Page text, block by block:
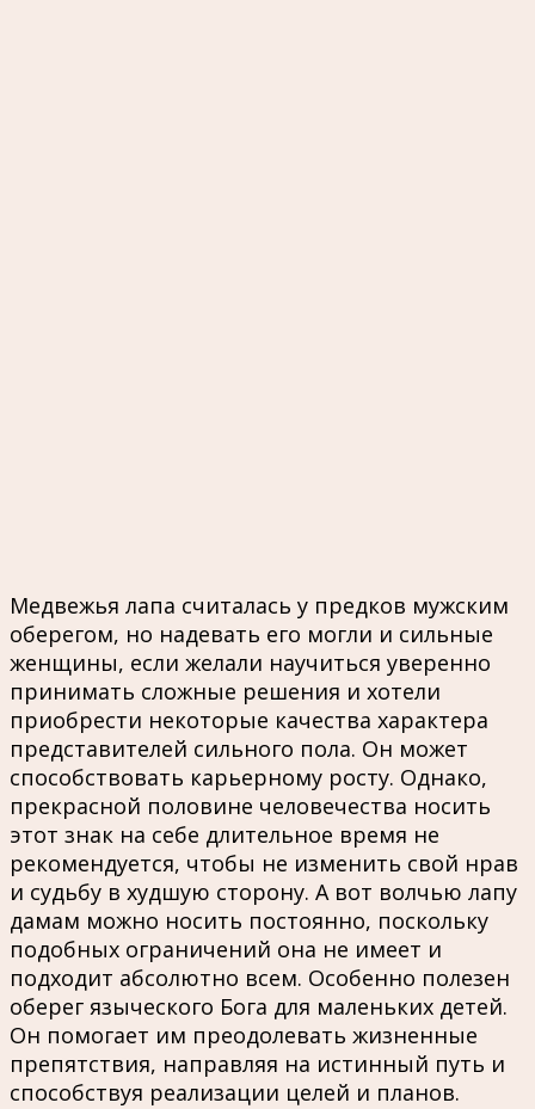
Медвежья лапа считалась у предков мужским
оберегом, но надевать его могли и сильные
женщины, если желали научиться уверенно
принимать сложные решения и хотели
приобрести некоторые качества характера
представителей сильного пола. Он может
способствовать карьерному росту. Однако,
прекрасной половине человечества носить
этот знак на себе длительное время не
рекомендуется, чтобы не изменить свой нрав
и судьбу в худшую сторону. А вот волчью лапу
дамам можно носить постоянно, поскольку
подобных ограничений она не имеет и
подходит абсолютно всем. Особенно полезен
оберег языческого Бога для маленьких детей.
Он помогает им преодолевать жизненные
препятствия, направляя на истинный путь и
способствуя реализации целей и планов.